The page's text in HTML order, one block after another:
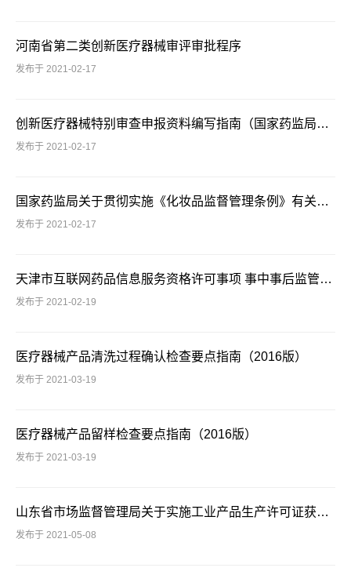
河南省第二类创新医疗器械审评审批程序
发布于 2021-02-17
创新医疗器械特别审查申报资料编写指南（国家药监局2018年第127号）
发布于 2021-02-17
国家药监局关于贯彻实施《化妆品监督管理条例》有关事项的公告（2020年 第144号）
发布于 2021-02-17
天津市互联网药品信息服务资格许可事项 事中事后监管实施细则（核发）
发布于 2021-02-19
医疗器械产品清洗过程确认检查要点指南（2016版）
发布于 2021-03-19
医疗器械产品留样检查要点指南（2016版）
发布于 2021-03-19
山东省市场监督管理局关于实施工业产品生产许可证获证企业年度自查报告公示制度的公告
发布于 2021-05-08